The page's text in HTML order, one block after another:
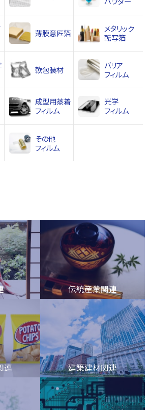
薄膜意匠箔
メタリック
転写箔
軟包装材
バリア
フィルム
成型用蒸着
フィルム
光学
フィルム
その他
フィルム
伝統産業関連
連 建築建材関連